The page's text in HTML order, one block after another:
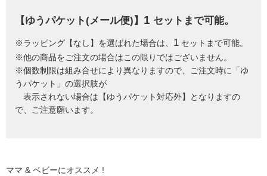
【ゆうパケット(メール便)】 1 セットまで可能。
※ラッピング【なし】を選ばれた場合は、 1 セットまで可能。
※他の商品をご注文の場合はこの限りではございません。
※個数制限は組み合せにより異なりますので、ご注文時に「ゆ
うパケット」の選択肢が
表示されない場合は【ゆうパケット対応外】となりますの
で、ご注意願います。
ママ & ベビーにオススメ !